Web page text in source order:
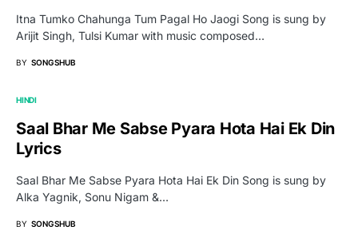
Itna Tumko Chahunga Tum Pagal Ho Jaogi Song is sung by
Arijit Singh, Tulsi Kumar with music composed…
BY SONGSHUB
HINDI
Saal Bhar Me Sabse Pyara Hota Hai Ek Din
Lyrics
Saal Bhar Me Sabse Pyara Hota Hai Ek Din Song is sung by
Alka Yagnik, Sonu Nigam &…
BY SONGSHUB